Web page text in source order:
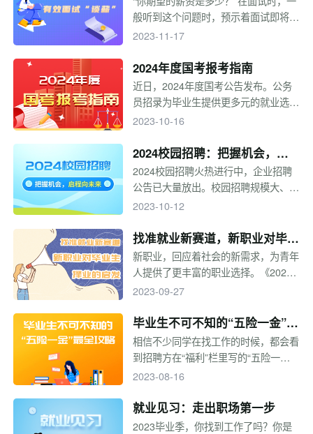
般听到这个问题时，预示着面试即将接
近尾声，这一问题非常敏感且重要，也
资作为求职中非常关键的一部分，关系
到职场人自身权益，也对其入职后的发
展有重要影响。作为求职者和职场新
点一定要提前了解。
2023-11-17
2024年度国考报考指南
近日，2024年度国考公告发布。公务
员招录为毕业生提供更多元的就业选
择。缓解就业压力，近几年面向应届毕
度飙升。今年国考有哪些新变化？国考
报考各流程需要注意什么？一起来看看
吧！
2023-10-16
2024校园招聘：把握机会，启
程向未来
2024校园招聘火热进行中，企业招聘
公告已大量放出。校园招聘规模大、名
企云集、岗位类型众多，是应届生求职
顺利吗？求职过程中还有哪些需要注意
的地方呢？专题综合了一些求职技巧，
对近期招聘信息进行了汇总，一起来看
2023-10-12
找准就业新赛道，新职业对毕业
生择业的启发
新职业，回应着社会的新需求，为青年
人提供了更丰富的职业选择。《2023
年新职业发展趋势白皮书》数据显示，
以外的新职业，58.5%的年轻人对新职
业抱有强烈兴趣。目前新职业都有哪
些？新职业发展状况如何？发展前景是
一起来看看吧。
2023-09-27
毕业生不可不知的“五险一金”最
全攻略
相信不少同学在找工作的时候，都会看
到招聘方在“福利”栏里写的“五险一
金”。只是，你了解五险一金的具体内
作的时候保护好自己的合法权益呢？
2023-08-16
就业见习：走出职场第一步
2023毕业季，你找到工作了吗？你是